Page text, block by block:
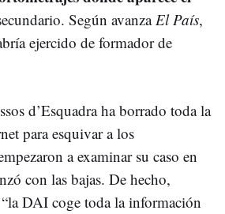
Según avanzaEl País,
ejercido de formador de
d’Esquadra ha borrado toda la
para esquivar a los
a examinar su caso en
con las bajas. De hecho,
DAI coge toda la información